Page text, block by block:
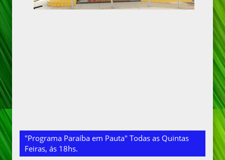
"Programa Paraíba em Pauta" Todas as Quintas
Feiras, ás 18hs.